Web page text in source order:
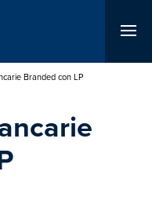
Branded con LP